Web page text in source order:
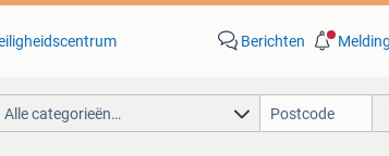
Berichten
Alle categorieën…